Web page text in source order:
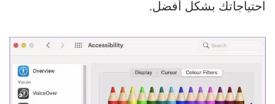
احتياجاتك بشكل أفضل.